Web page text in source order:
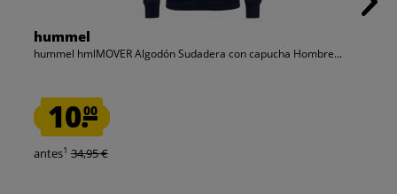
hummel
hummel hmlMOVER Algodón Sudadera con capucha Hombre...
10.00
antes1 34,95 €